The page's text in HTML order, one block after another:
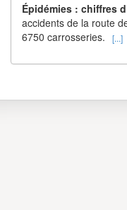
Épidémies : chiffres
accidents de la route
6750 carrosseries.
[...]